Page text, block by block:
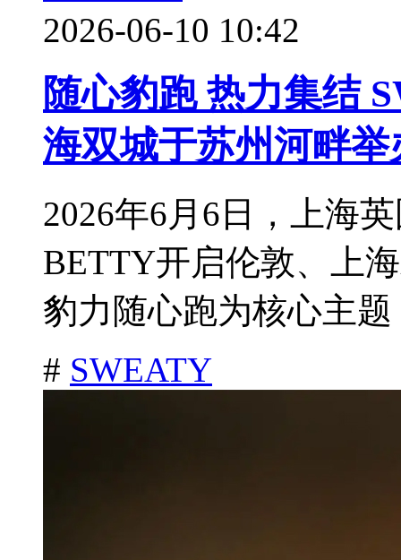
2026-06-10 10:42
随心豹跑 热力集结
海双城于苏州河畔
2026年6月6日，上海
BETTY开启伦敦、上
豹力随心跑为核心主
# SWEATY